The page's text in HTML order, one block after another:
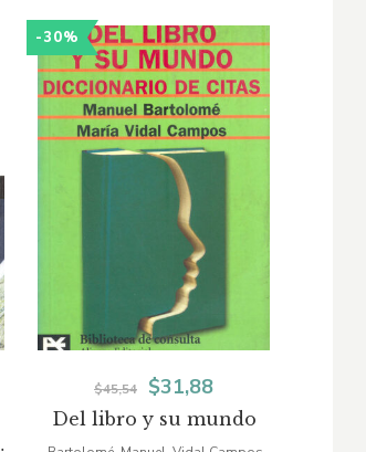
-30%
Del libro y su mundo
$45,54
El
precio
$31,88El
precio